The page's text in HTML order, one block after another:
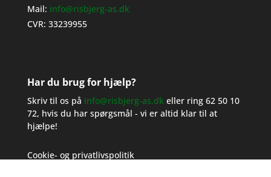
Mail: info@risbjerg-as.dk
CVR: 33239955
Har du brug for hjælp?
Skriv til os på info@risbjerg-as.dk eller ring 62 50 10
72, hvis du har spørgsmål - vi er altid klar til at
hjælpe!
Cookie- og privatlivspolitik